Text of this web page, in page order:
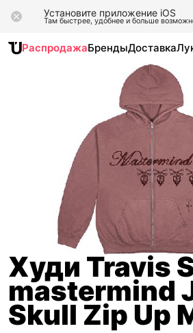
Установите приложение iOS
Там быстрее, удобнее и больше
РаспродажаБрендыДоставка
Худи Travis
mastermind
Skull Zip Up